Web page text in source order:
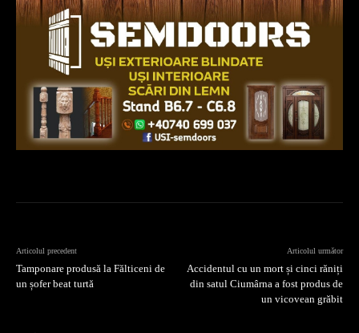
Articolul precedent
Tamponare produsă la Fălticeni de
un șofer beat turtă
Articolul următor
Accidentul cu un mort și cinci răniți
din satul Ciumârna a fost produs de
un vicovean grăbit